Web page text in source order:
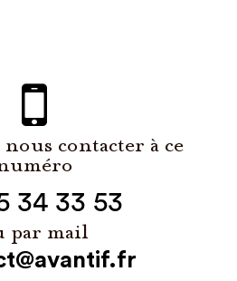
nous contacter à ce
numéro
34 33 53
par mail